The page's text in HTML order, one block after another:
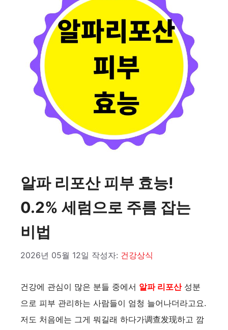
알파 리포산 피부 효능!
0.2% 세럼으로 주름 잡는
비법
2026년 05월 12일 작성자: 건강상식
건강에 관심이 많은 분들 중에서 알파 리포산성분
으로 피부 관리하는 사람들이 엄청 늘어나더라고요.
저도 처음에는 그게 뭐길래 하다가调查发现하고 깜